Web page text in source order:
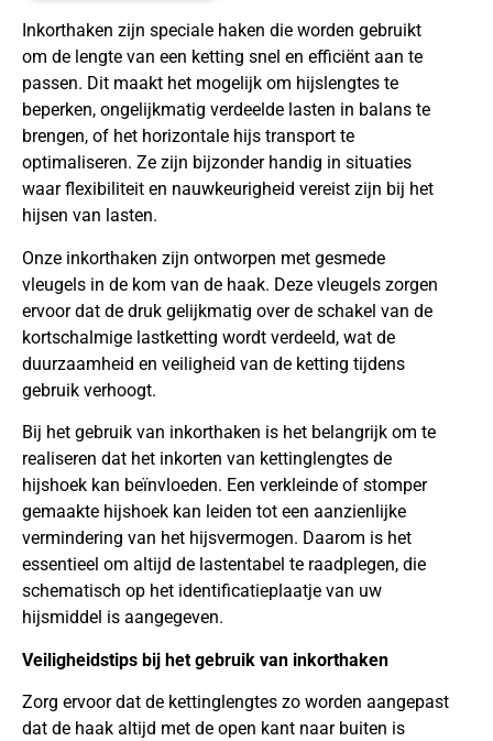
Inkorthaken zijn speciale haken die worden gebruikt
om de lengte van een ketting snel en efficiënt aan te
passen. Dit maakt het mogelijk om hijslengtes te
beperken, ongelijkmatig verdeelde lasten in balans te
brengen, of het horizontale hijs transport te
optimaliseren. Ze zijn bijzonder handig in situaties
waar flexibiliteit en nauwkeurigheid vereist zijn bij het
hijsen van lasten.
Onze inkorthaken zijn ontworpen met gesmede
vleugels in de kom van de haak. Deze vleugels zorgen
ervoor dat de druk gelijkmatig over de schakel van de
kortschalmige lastketting wordt verdeeld, wat de
duurzaamheid en veiligheid van de ketting tijdens
gebruik verhoogt.
Bij het gebruik van inkorthaken is het belangrijk om te
realiseren dat het inkorten van kettinglengtes de
hijshoek kan beïnvloeden. Een verkleinde of stomper
gemaakte hijshoek kan leiden tot een aanzienlijke
vermindering van het hijsvermogen. Daarom is het
essentieel om altijd de lastentabel te raadplegen, die
schematisch op het identificatieplaatje van uw
hijsmiddel is aangegeven.
Veiligheidstips bij het gebruik van inkorthaken
Zorg ervoor dat de kettinglengtes zo worden aangepast
dat de haak altijd met de open kant naar buiten is